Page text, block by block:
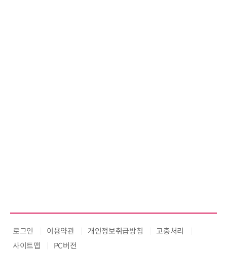
로그인 이용약관 개인정보취급방침
고충처리
사이트맵
PC버전